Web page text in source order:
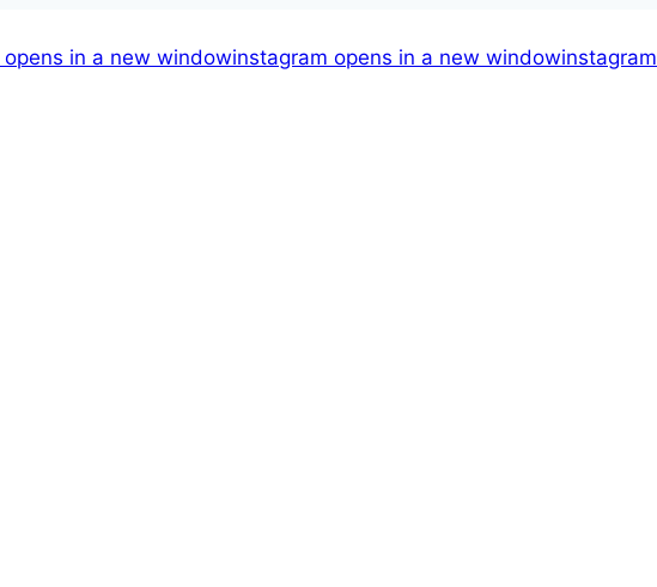
opens in a new windowinstagram opens in a new windowinstagram